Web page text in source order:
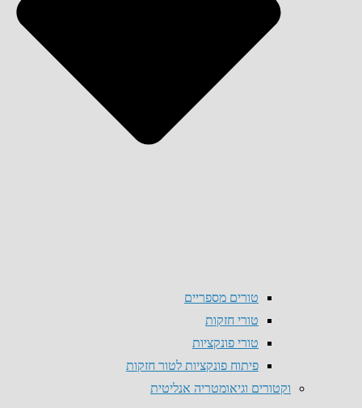
טורים מספריים
טורי חזקות
טורי פונקציות
פיתוח פונקציות לטור חזקות
וקטורים וגיאומטריה אנליטית